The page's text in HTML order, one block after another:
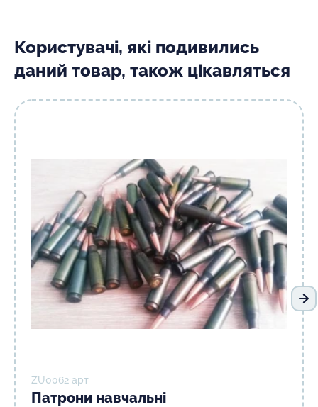
Користувачі, які подивились
даний товар, також цікавляться
ZU0062 арт
Патрони навчальні